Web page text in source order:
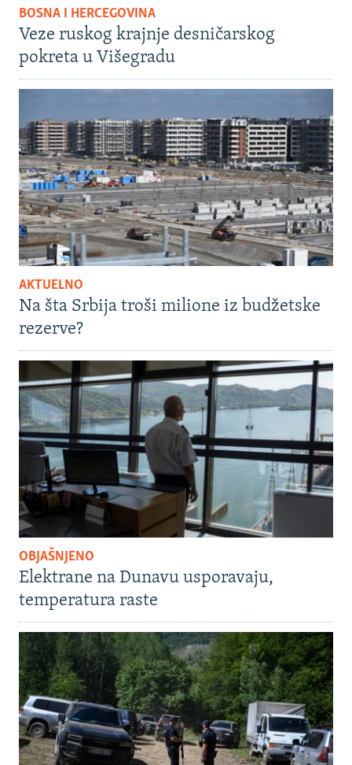
BOSNA I HERCEGOVINA
Veze ruskog krajnje desničarskog
pokreta u Višegradu
AKTUELNO
Na šta Srbija troši milione iz budžetske
rezerve?
OBJAŠNJENO
Elektrane na Dunavu usporavaju,
temperatura raste